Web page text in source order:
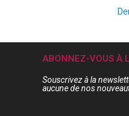
ABONNEZ-VOUS À
Souscrivez à la
aucune de nos